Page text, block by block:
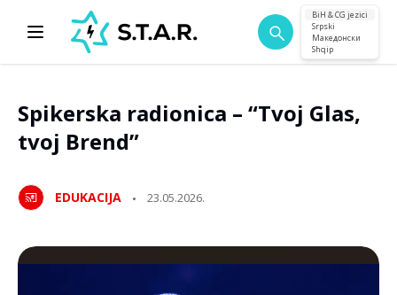
BiH & CG jezici
Srpski
Македонски
Shqip
Spikerska radionica – “Tvoj Glas,
tvoj Brend”
EDUKACIJA 23.05.2026.